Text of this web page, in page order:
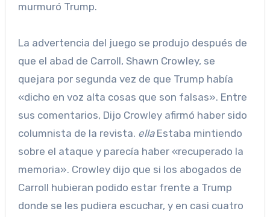
murmuró Trump.
La advertencia del juego se produjo después de
que el abad de Carroll, Shawn Crowley, se
quejara por segunda vez de que Trump había
«dicho en voz alta cosas que son falsas». Entre
sus comentarios, Dijo Crowley afirmó haber sido
columnista de la revista. ella Estaba mintiendo
sobre el ataque y parecía haber «recuperado la
memoria». Crowley dijo que si los abogados de
Carroll hubieran podido estar frente a Trump
donde se les pudiera escuchar, y en casi cuatro